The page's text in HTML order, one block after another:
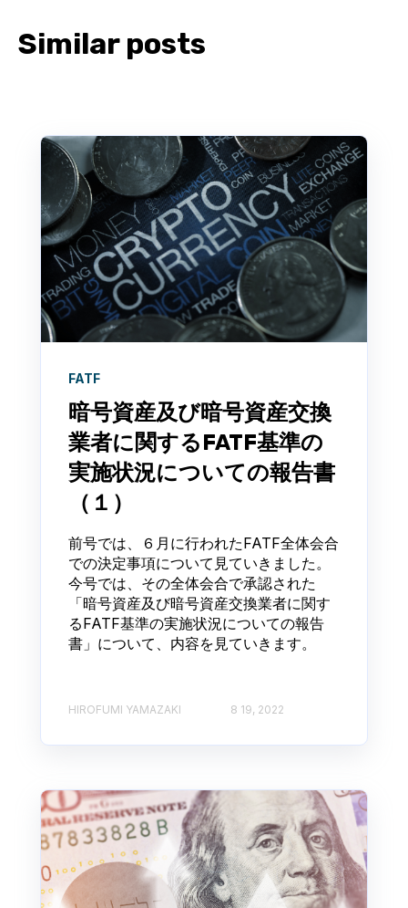
Similar posts
FATF
暗号資産及び暗号資産交換
業者に関するFATF基準の
実施状況についての報告書
（１）
前号では、６月に行われたFATF全体会合
での決定事項について見ていきました。
今号では、その全体会合で承認された
「暗号資産及び暗号資産交換業者に関す
るFATF基準の実施状況についての報告
書」について、内容を見ていきます。
HIROFUMI YAMAZAKI 8 19, 2022